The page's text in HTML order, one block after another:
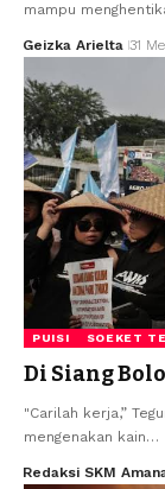
mampu
Geizka Arielta 31
PUISI SOEKET
Di Siang
"Carilah kerja,”
mengenakan kain…
Redaksi SKM